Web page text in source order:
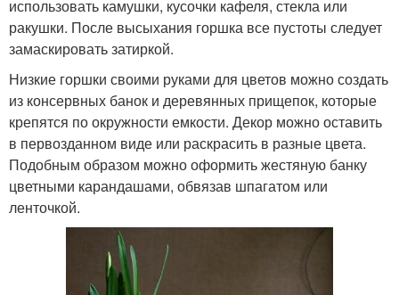
использовать камушки, кусочки кафеля, стекла или
ракушки. После высыхания горшка все пустоты следует
замаскировать затиркой.
Низкие горшки своими руками для цветов можно создать
из консервных банок и деревянных прищепок, которые
крепятся по окружности емкости. Декор можно оставить
в первозданном виде или раскрасить в разные цвета.
Подобным образом можно оформить жестяную банку
цветными карандашами, обвязав шпагатом или
ленточкой.